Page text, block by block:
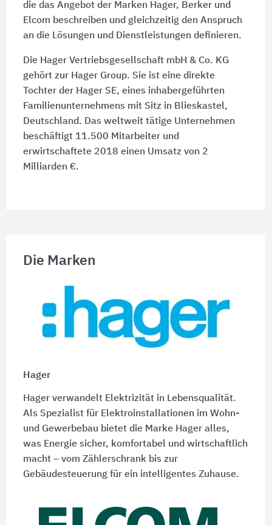
die das Angebot der Marken Hager, Berker und
Elcom beschreiben und gleichzeitig den Anspruch
an die Lösungen und Dienstleistungen definieren.
Die Hager Vertriebsgesellschaft mbH & Co. KG
gehört zur Hager Group. Sie ist eine direkte
Tochter der Hager SE, eines inhabergeführten
Familienunternehmens mit Sitz in Blieskastel,
Deutschland. Das weltweit tätige Unternehmen
beschäftigt 11.500 Mitarbeiter und
erwirtschaftete 2018 einen Umsatz von 2
Milliarden €.
Die Marken
Hager
Hager verwandelt Elektrizität in Lebensqualität.
Als Spezialist für Elektroinstallationen im Wohn-
und Gewerbebau bietet die Marke Hager alles,
was Energie sicher, komfortabel und wirtschaftlich
macht – vom Zählerschrank bis zur
Gebäudesteuerung für ein intelligentes Zuhause.